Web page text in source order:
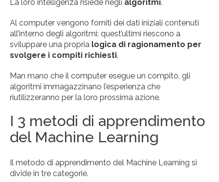
La loro intelligenza risiede negli algoritmi.
Al computer vengono forniti dei dati iniziali contenuti
all’interno degli algoritmi: quest’ultimi riescono a
sviluppare una propria logica di ragionamento per
svolgere i compiti richiesti.
Man mano che il computer esegue un compito, gli
algoritmi immagazzinano l’esperienza che
riutilizzeranno per la loro prossima azione.
I 3 metodi di apprendimento
del Machine Learning
Il metodo di apprendimento del Machine Learning si
divide in tre categorie.